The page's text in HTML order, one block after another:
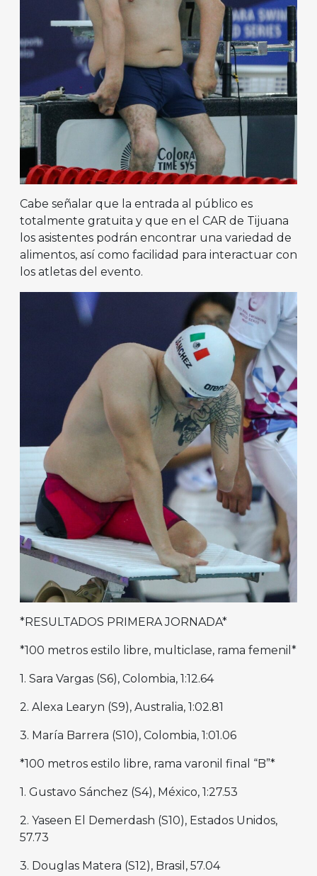
Cabe señalar que la entrada al público es
totalmente gratuita y que en el CAR de Tijuana
los asistentes podrán encontrar una variedad de
alimentos, así como facilidad para interactuar con
los atletas del evento.
*RESULTADOS PRIMERA JORNADA*
*100 metros estilo libre, multiclase, rama femenil*
1. Sara Vargas (S6), Colombia, 1:12.64
2. Alexa Learyn (S9), Australia, 1:02.81
3. María Barrera (S10), Colombia, 1:01.06
*100 metros estilo libre, rama varonil final “B”*
1. Gustavo Sánchez (S4), México, 1:27.53
2. Yaseen El Demerdash (S10), Estados Unidos,
57.73
3. Douglas Matera (S12), Brasil, 57.04